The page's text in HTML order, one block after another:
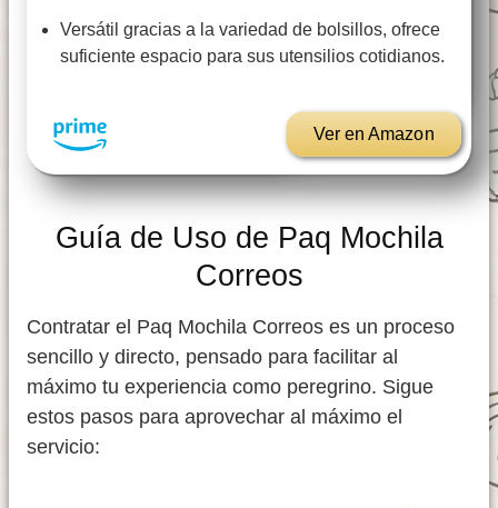
Versátil gracias a la variedad de bolsillos, ofrece
suficiente espacio para sus utensilios cotidianos.
Ver en Amazon
Guía de Uso de Paq Mochila
Correos
Contratar el Paq Mochila Correos es un proceso
sencillo y directo, pensado para facilitar al
máximo tu experiencia como peregrino. Sigue
estos pasos para aprovechar al máximo el
servicio: